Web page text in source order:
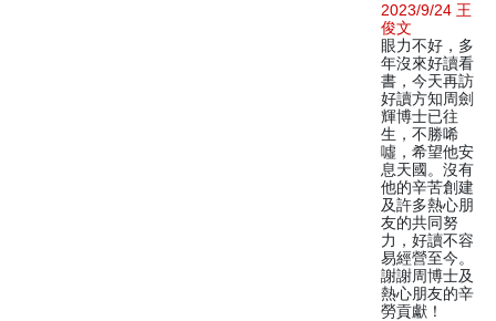
2023/9/24 王
俊文
眼力不好，多
年沒來好讀看
書，今天再訪
好讀方知周劍
輝博士已往
生，不勝唏
噓，希望他安
息天國。沒有
他的辛苦創建
及許多熱心朋
友的共同努
力，好讀不容
易經營至今。
謝謝周博士及
熱心朋友的辛
勞貢獻！